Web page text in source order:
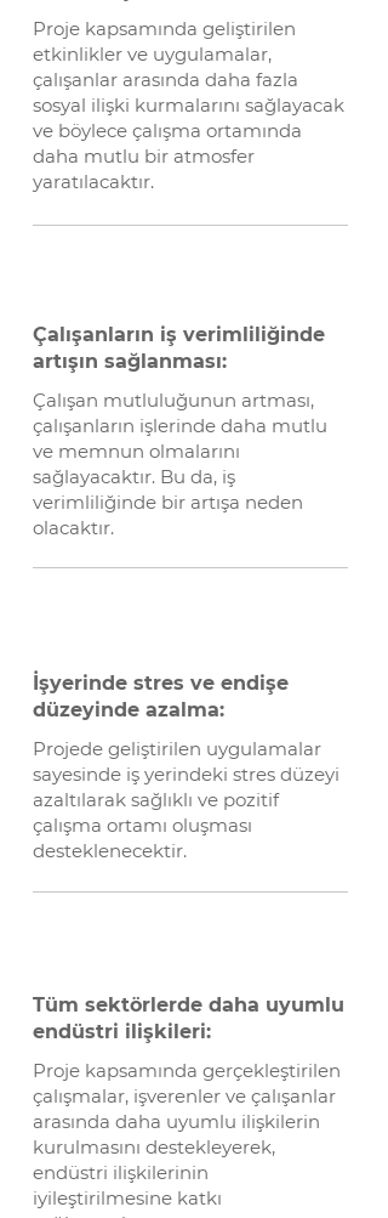
Proje kapsamında geliştirilen
etkinlikler ve uygulamalar,
çalışanlar arasında daha fazla
sosyal ilişki kurmalarını sağlayacak
ve böylece çalışma ortamında
daha mutlu bir atmosfer
yaratılacaktır.
Çalışanların iş verimliliğinde
artışın sağlanması:
Çalışan mutluluğunun artması,
çalışanların işlerinde daha mutlu
ve memnun olmalarını
sağlayacaktır. Bu da, iş
verimliliğinde bir artışa neden
olacaktır.
İşyerinde stres ve endişe
düzeyinde azalma:
Projede geliştirilen uygulamalar
sayesinde iş yerindeki stres düzeyi
azaltılarak sağlıklı ve pozitif
çalışma ortamı oluşması
desteklenecektir.
Tüm sektörlerde daha uyumlu
endüstri ilişkileri:
Proje kapsamında gerçekleştirilen
çalışmalar, işverenler ve çalışanlar
arasında daha uyumlu ilişkilerin
kurulmasını destekleyerek,
endüstri ilişkilerinin
iyileştirilmesine katkı